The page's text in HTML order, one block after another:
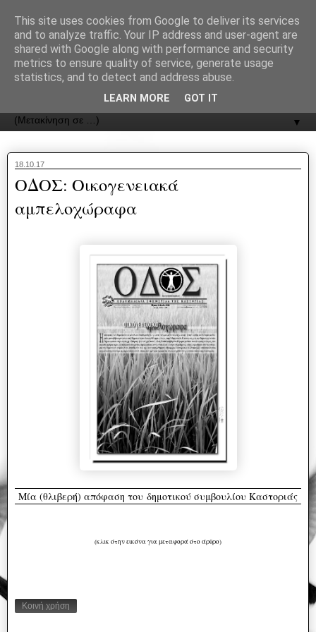
ΟΔΟΣ
▼
18.10.17
ΟΔΟΣ: Οικογενειακά
αμπελοχώραφα
Mία (θλιβερή) απόφαση του δημοτικού συμβουλίου Καστοριάς
(κλικ στην εικόνα για μεταφορά στο άρθρο)
Κοινή χρήση
This site uses cookies from Google to deliver its services
and to analyze traffic. Your IP address and user-agent are
shared with Google along with performance and security
metrics to ensure quality of service, generate usage
statistics, and to detect and address abuse.
LEARN MORE GOT IT